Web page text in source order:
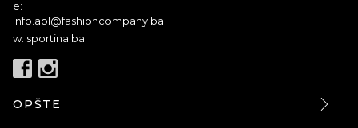
e:
info.abl@fashioncompany.ba
w: sportina.ba
OPŠTE